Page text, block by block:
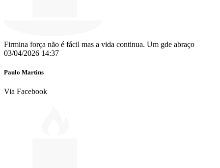
Firmina força não é fácil mas a vida continua. Um gde abraço
03/04/2026 14:37
Paulo Martins
Via Facebook